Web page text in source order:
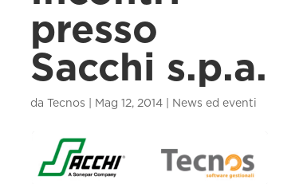
presso
Sacchi s.p.a.
da Tecnos Mag 12, 2014| News ed eventi